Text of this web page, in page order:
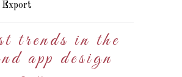
trends in the
app design